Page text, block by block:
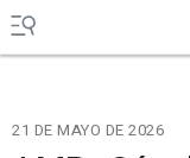
21 DE MAYO DE 2026